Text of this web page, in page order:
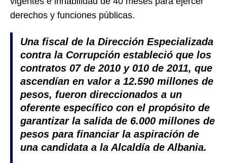
derechos y funciones públicas.
Una fiscal de la Dirección Especializada
contra la Corrupción estableció que los
contratos 07 de 2010 y 010 de 2011, que
ascendían en valor a 12.590 millones de
pesos, fueron direccionados a un
oferente específico con el propósito de
garantizar la salida de 6.000 millones de
pesos para financiar la aspiración de
una candidata a la Alcaldía de Albania.